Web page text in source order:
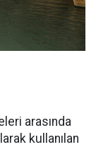
arasında
kullanılan